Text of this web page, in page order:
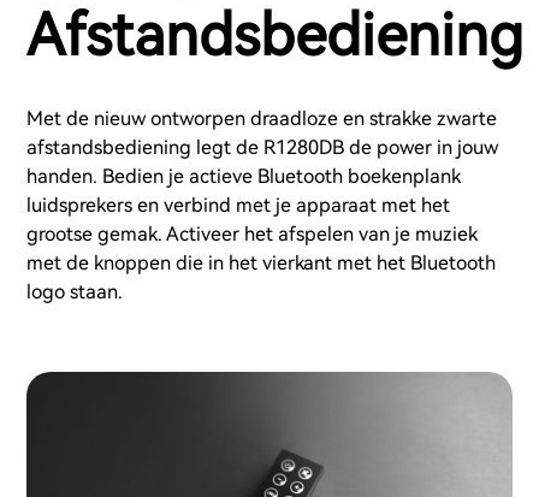
Afstandsbediening
Met de nieuw ontworpen draadloze en strakke zwarte
afstandsbediening legt de R1280DB de power in jouw
handen. Bedien je actieve Bluetooth boekenplank
luidsprekers en verbind met je apparaat met het
grootse gemak. Activeer het afspelen van je muziek
met de knoppen die in het vierkant met het Bluetooth
logo staan.